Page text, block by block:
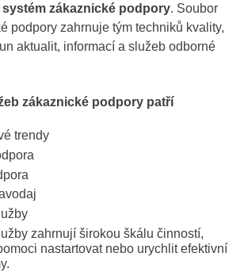
zákaznické podpory. Soubor
podpory zahrnuje tým techniků kvality,
aktualit, informací a služeb odborné
zákaznické podpory patří
trendy
zahrnují širokou škálu činností,
nastartovat nebo urychlit efektivní